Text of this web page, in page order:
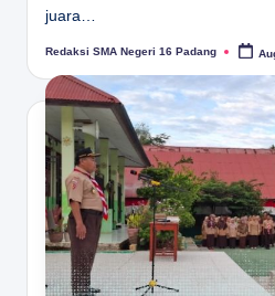
juara…
Posted
Redaksi SMA Negeri 16 Padang